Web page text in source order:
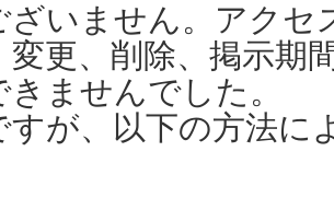
ざいません。アクセ
変更、削除、掲示期
きませんでした。
すが、以下の方法に